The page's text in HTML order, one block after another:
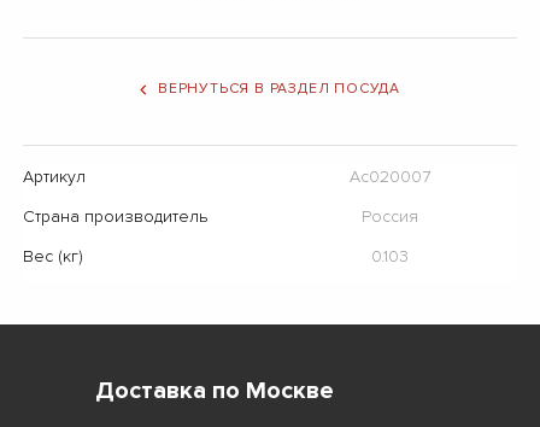
ВЕРНУТЬСЯ В РАЗДЕЛ ПОСУДА
Артикул
Ас020007
Страна производитель
Россия
Вес (кг)
0.103
Доставка по Москве